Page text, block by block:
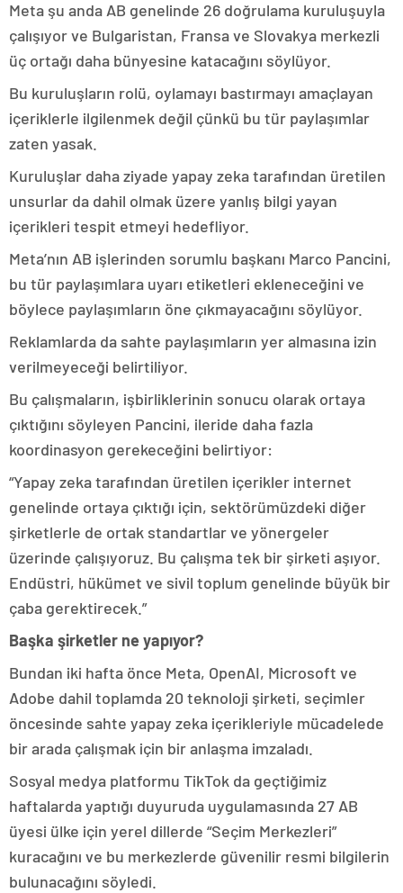
Meta şu anda AB genelinde 26 doğrulama kuruluşuyla
çalışıyor ve Bulgaristan, Fransa ve Slovakya merkezli
üç ortağı daha bünyesine katacağını söylüyor.
Bu kuruluşların rolü, oylamayı bastırmayı amaçlayan
içeriklerle ilgilenmek değil çünkü bu tür paylaşımlar
zaten yasak.
Kuruluşlar daha ziyade yapay zeka tarafından üretilen
unsurlar da dahil olmak üzere yanlış bilgi yayan
içerikleri tespit etmeyi hedefliyor.
Meta’nın AB işlerinden sorumlu başkanı Marco Pancini,
bu tür paylaşımlara uyarı etiketleri ekleneceğini ve
böylece paylaşımların öne çıkmayacağını söylüyor.
Reklamlarda da sahte paylaşımların yer almasına izin
verilmeyeceği belirtiliyor.
Bu çalışmaların, işbirliklerinin sonucu olarak ortaya
çıktığını söyleyen Pancini, ileride daha fazla
koordinasyon gerekeceğini belirtiyor:
“Yapay zeka tarafından üretilen içerikler internet
genelinde ortaya çıktığı için, sektörümüzdeki diğer
şirketlerle de ortak standartlar ve yönergeler
üzerinde çalışıyoruz. Bu çalışma tek bir şirketi aşıyor.
Endüstri, hükümet ve sivil toplum genelinde büyük bir
çaba gerektirecek.”
Başka şirketler ne yapıyor?
Bundan iki hafta önce Meta, OpenAI, Microsoft ve
Adobe dahil toplamda 20 teknoloji şirketi, seçimler
öncesinde sahte yapay zeka içerikleriyle mücadelede
bir arada çalışmak için bir anlaşma imzaladı.
Sosyal medya platformu TikTok da geçtiğimiz
haftalarda yaptığı duyuruda uygulamasında 27 AB
üyesi ülke için yerel dillerde “Seçim Merkezleri”
kuracağını ve bu merkezlerde güvenilir resmi bilgilerin
bulunacağını söyledi.